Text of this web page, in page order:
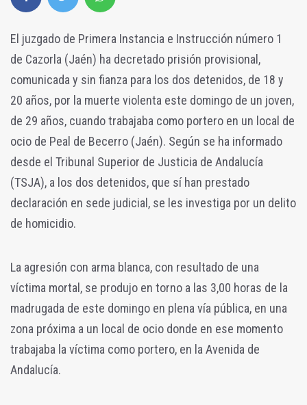
El juzgado de Primera Instancia e Instrucción número 1
de Cazorla (Jaén) ha decretado prisión provisional,
comunicada y sin fianza para los dos detenidos, de 18 y
20 años, por la muerte violenta este domingo de un joven,
de 29 años, cuando trabajaba como portero en un local de
ocio de Peal de Becerro (Jaén). Según se ha informado
desde el Tribunal Superior de Justicia de Andalucía
(TSJA), a los dos detenidos, que sí han prestado
declaración en sede judicial, se les investiga por un delito
de homicidio.
La agresión con arma blanca, con resultado de una
víctima mortal, se produjo en torno a las 3,00 horas de la
madrugada de este domingo en plena vía pública, en una
zona próxima a un local de ocio donde en ese momento
trabajaba la víctima como portero, en la Avenida de
Andalucía.